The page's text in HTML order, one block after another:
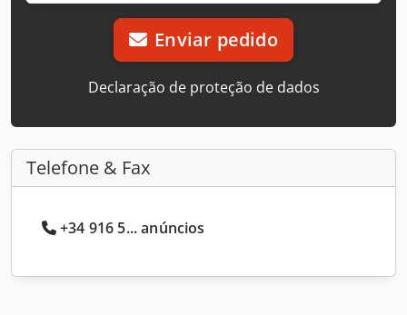
Enviar pedido
Declaração de proteção de dados
Telefone & Fax
+34 916 5... anúncios